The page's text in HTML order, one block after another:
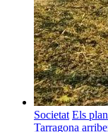
Societat Els
Tarragona